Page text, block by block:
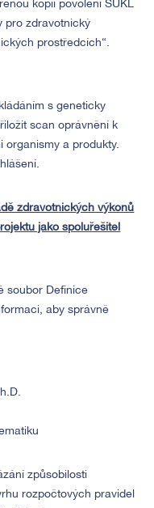
kopii povolení SÚKL
pro zdravotnický
prostředcích“.
s geneticky
scan oprávnění k
organismy a produkty.
zdravotnických výkonů
jako spoluřešitel
soubor Definice
aby správně
způsobilosti
pravidel